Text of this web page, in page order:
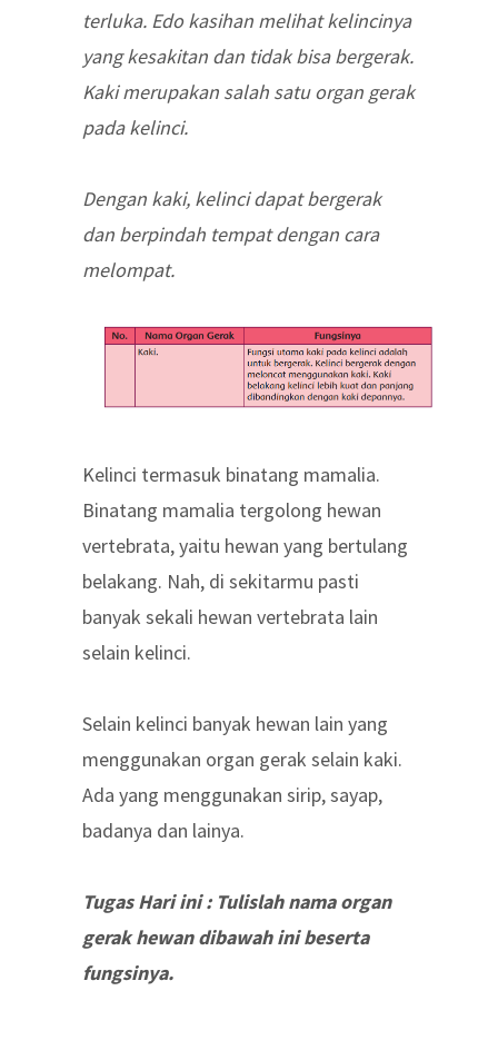
terluka. Edo kasihan melihat kelincinya
yang kesakitan dan tidak bisa bergerak.
Kaki merupakan salah satu organ gerak
pada kelinci.
Dengan kaki, kelinci dapat bergerak
dan berpindah tempat dengan cara
melompat.
Kelinci termasuk binatang mamalia.
Binatang mamalia tergolong hewan
vertebrata, yaitu hewan yang bertulang
belakang. Nah, di sekitarmu pasti
banyak sekali hewan vertebrata lain
selain kelinci.
Selain kelinci banyak hewan lain yang
menggunakan organ gerak selain kaki.
Ada yang menggunakan sirip, sayap,
badanya dan lainya.
Tugas Hari ini : Tulislah nama organ
gerak hewan dibawah ini beserta
fungsinya.